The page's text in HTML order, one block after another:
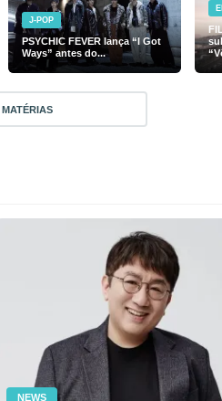
J-POP
PSYCHIC FEVER lança “I Got
Ways” antes do...
NEWS